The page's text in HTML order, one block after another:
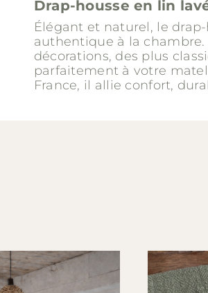
Drap-housse en lin
Élégant et naturel, le
authentique à la
décorations, des plus
parfaitement à votre
France, il allie confort,